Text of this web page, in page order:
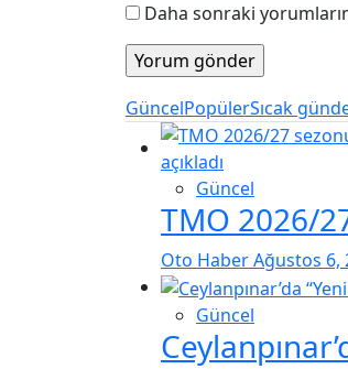
Daha sonraki
GüncelPopülerSıcak
Güncel
TMO 2026/
Oto HaberAğustos 6,
Güncel